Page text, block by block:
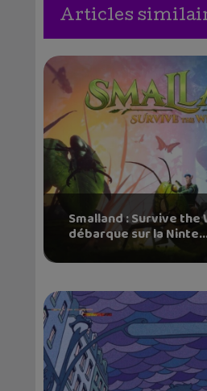
Articles
Smalland : Survive the
débarque sur la